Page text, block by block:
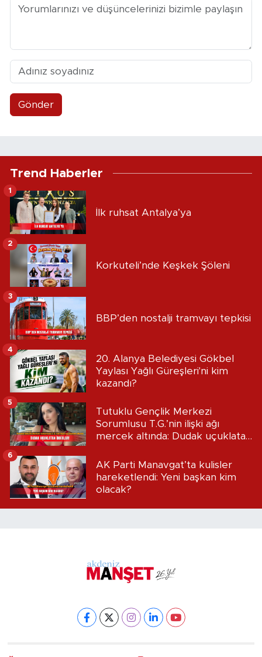
Gönder
Trend Haberler
İlk ruhsat Antalya’ya
1
Korkuteli’nde Keşkek Şöleni
2
BBP’den nostalji tramvayı tepkisi
3
20. Alanya Belediyesi Gökbel
Yaylası Yağlı Güreşleri'ni kim
kazandı?
4
Tutuklu Gençlik Merkezi
Sorumlusu T.G.’nin ilişki ağı
mercek altında: Dudak uçuklatan
5
AK Parti Manavgat’ta kulisler
hareketlendi: Yeni başkan kim
olacak?
6